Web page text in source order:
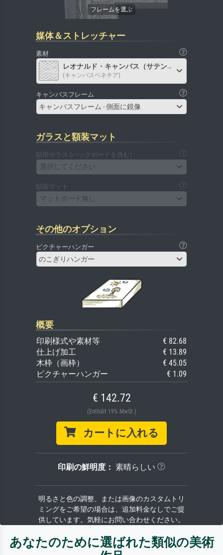
媒体＆ストレッチャー
素材
レオナルド・キャンバス（サテン）
(キャンバスベネチア)
キャンバスフレーム
キャンバスフレーム - 側面に鏡像
ガラスと額装マット
額用ガラス (バックボードを含む)
選択してください
額装マット
マットボード無し
その他のオプション
ピクチャーハンガー
のこぎりハンガー
概要
印刷様式や素材等
€ 82.68
仕上げ加工
€ 13.89
木枠（画枠）
€ 45.05
ピクチャーハンガー
€ 1.09
€ 142.72
(Enthält 19% MwSt.)
カートに入れる
印刷の鮮明度： 素晴らしい
明るさと色の調整、または画像のカスタムトリ
ミングをご希望の場合は、追加料金なしでご提
供しています。気軽にお問い合わせください。
あなたのために選ばれた類似の美術